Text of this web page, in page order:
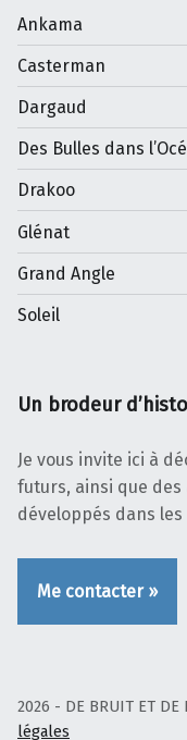
Ankama
Casterman
Dargaud
Des Bulles dans
Drakoo
Glénat
Grand Angle
Soleil
Un brodeur
Je vous invite ici à
futurs, ainsi que
développés dans
Me contacter »
2026 - DE BRUIT ET
légales